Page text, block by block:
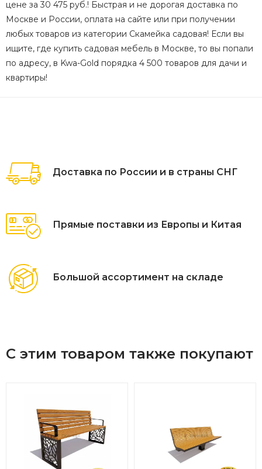
цене за 30 475 руб.! Быстрая и не дорогая доставка по
Москве и России, оплата на сайте или при получении
любых товаров из категории Скамейка садовая! Если вы
ищите, где купить садовая мебель в Москве, то вы попали
по адресу, в Kwa-Gold порядка 4 500 товаров для дачи и
квартиры!
Доставка по России и в страны СНГ
Прямые поставки из Европы и Китая
Большой ассортимент на складе
С этим товаром также покупают